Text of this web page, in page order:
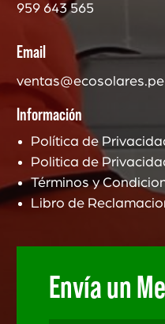
959 643 565
Email
ventas@ecosolares.pe
Información
Política de
Politica de
Términos y
Libro de
Envía un